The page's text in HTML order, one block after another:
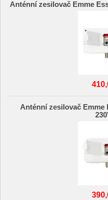
Anténní zesilovač Emme
Anténní zesilovač Emme